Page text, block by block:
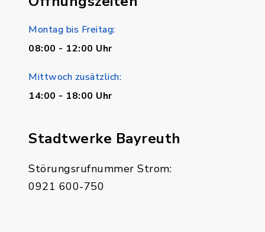
Montag bis Freitag:
08:00 - 12:00 Uhr
Mittwoch zusätzlich:
14:00 - 18:00 Uhr
Stadtwerke Bayreuth
Störungsrufnummer Strom:
0921 600-750